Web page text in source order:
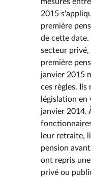
2015
première
de cette date.
secteur
première
janvier 2015
ces règles. Ils
législation en
janvier 2014.
leur retraite,
pension
ont repris
privé ou